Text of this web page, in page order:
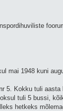
mai 1948 kuni
5. Kokku tuli
tuli 5 bussi,
hetkeks